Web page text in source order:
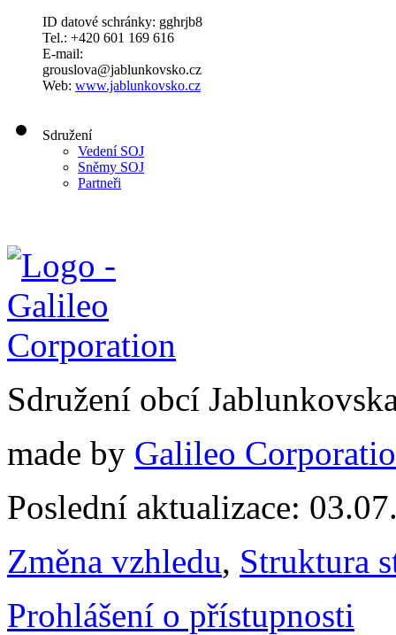
ID datové schránky: gghrjb8
Tel.: +420 601 169 616
E-mail:
grouslova@jablunkovsko.cz
Web: www.jablunkovsko.cz
Sdružení
Vedení SOJ
Sněmy SOJ
Partneři
Sdružení obcí
made by Galileo
Poslední aktualizace:
Změna vzhledu, Struktura
Prohlášení o přístupnosti